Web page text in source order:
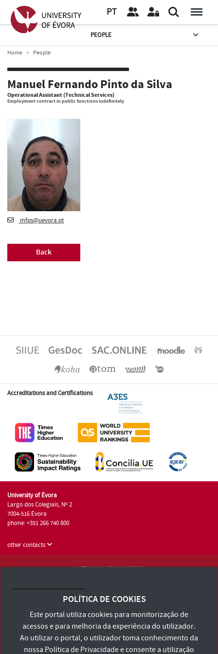
PT
PEOPLE
Home People
Manuel Fernando Pinto da Silva
Operational Assistant (Technical Services)
Employment contract in public functions indefinitely
mfps@uevora.pt
Back
Accreditations and Certifications
University of Évora
Largo dos Colegiais, Nº 2
7004-516 Évora
phone: +351 266 740 800
other contacts
Terms and Conditions and Privacy Policy
Accessibility Statement
POLÍTICA DE COOKIES
Este portal utiliza cookies para monitorização de
acessos e para melhoria da experiência do utilizador.
Ao utilizar o portal, o utilizador toma conhecimento da
nossa Política de Privacidadee consente a utilização